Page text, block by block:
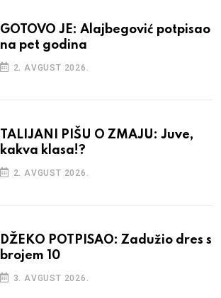
GOTOVO JE: Alajbegović potpisao
na pet godina
2. AVGUST 2026.
TALIJANI PIŠU O ZMAJU: Juve,
kakva klasa!?
2. AVGUST 2026.
DŽEKO POTPISAO: Zadužio dres s
brojem 10
3. AVGUST 2026.